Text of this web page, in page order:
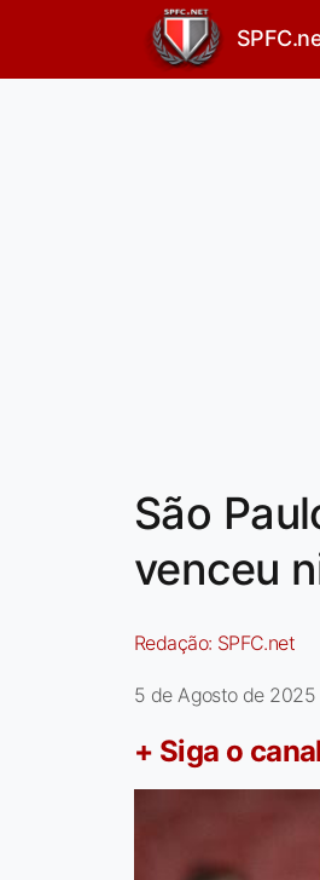
São
venceu
Redação: SPFC.net
5 de Agosto de 2025
+ Siga o